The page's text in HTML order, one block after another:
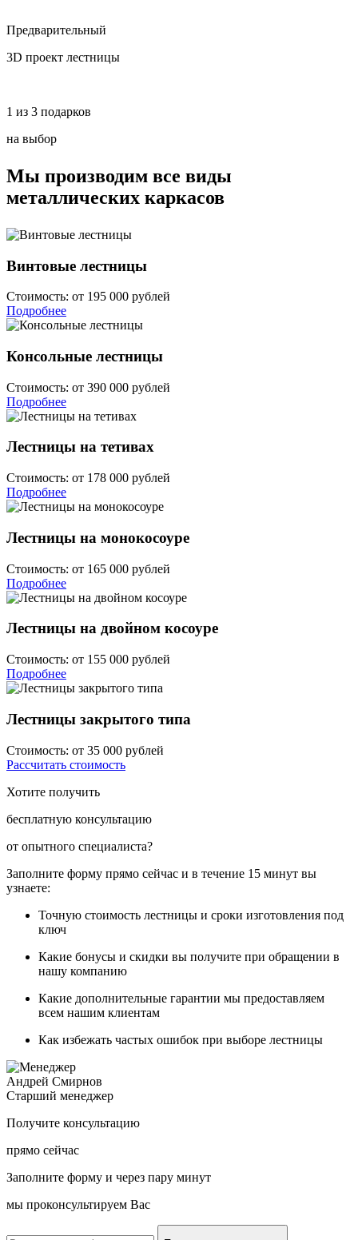
Предварительный
3D проект лестницы
1 из 3 подарков
на выбор
Мы производим все виды
металлических каркасов
Винтовые лестницы
Стоимость: от 195 000 рублей
Подробнее
Консольные лестницы
Стоимость: от 390 000 рублей
Подробнее
Лестницы на тетивах
Стоимость: от 178 000 рублей
Подробнее
Лестницы на монокосоуре
Стоимость: от 165 000 рублей
Подробнее
Лестницы на двойном косоуре
Стоимость: от 155 000 рублей
Подробнее
Лестницы закрытого типа
Стоимость: от 35 000 рублей
Рассчитать стоимость
Хотите получить
бесплатную консультацию
от опытного специалиста?
Заполните форму прямо сейчас и в течение 15 минут вы
узнаете:
Точную стоимость лестницы и сроки изготовления под
ключ
Какие бонусы и скидки вы получите при обращении в
нашу компанию
Какие дополнительные гарантии мы предоставляем
всем нашим клиентам
Как избежать частых ошибок при выборе лестницы
Андрей Смирнов
Старший менеджер
Получите консультацию
прямо сейчас
Заполните форму и через пару минут
мы проконсультируем Вас